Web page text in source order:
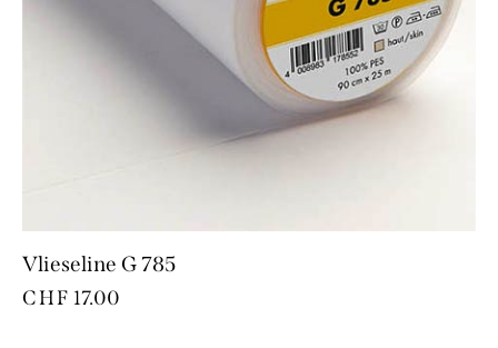
Vlieseline G 785
CHF 17.00